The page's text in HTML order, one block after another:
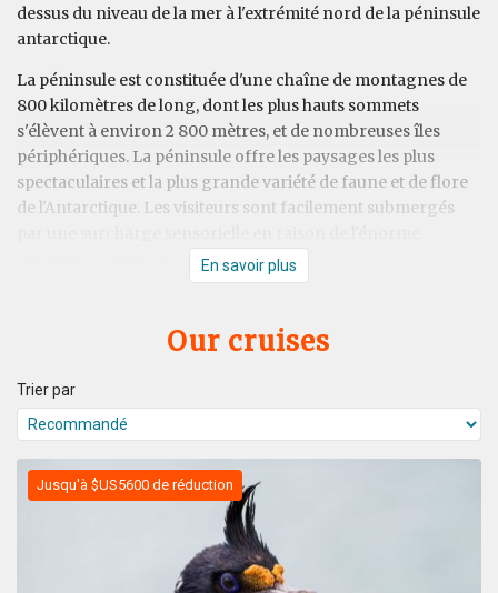
dessus du niveau de la mer à l'extrémité nord de la péninsule
antarctique.
La péninsule est constituée d'une chaîne de montagnes de
800 kilomètres de long, dont les plus hauts sommets
s'élèvent à environ 2 800 mètres, et de nombreuses îles
périphériques. La péninsule offre les paysages les plus
spectaculaires et la plus grande variété de faune et de flore
de l'Antarctique. Les visiteurs sont facilement submergés
En savoir plus
Our cruises
Trier par
Jusqu'à $US5600 de réduction